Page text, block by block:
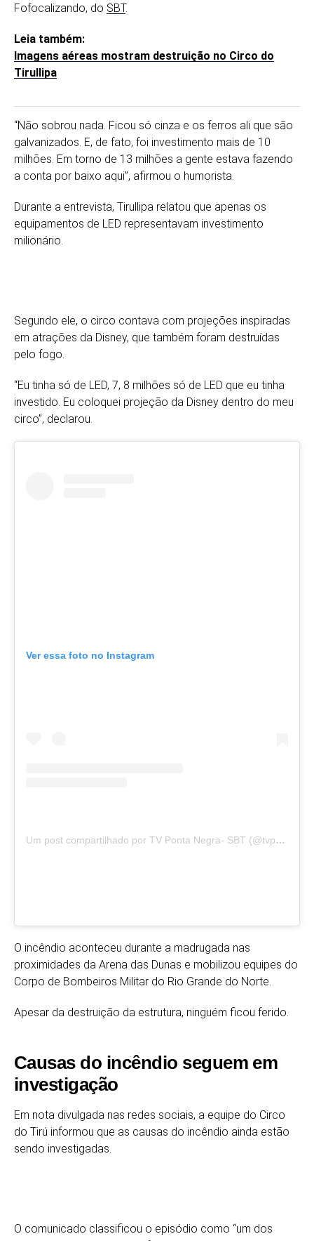
Fofocalizando, do SBT.
Leia também:
Imagens aéreas mostram destruição no Circo do
Tirullipa
“Não sobrou nada. Ficou só cinza e os ferros ali que são
galvanizados. E, de fato, foi investimento mais de 10
milhões. Em torno de 13 milhões a gente estava fazendo
a conta por baixo aqui”, afirmou o humorista.
Durante a entrevista, Tirullipa relatou que apenas os
equipamentos de LED representavam investimento
milionário.
Segundo ele, o circo contava com projeções inspiradas
em atrações da Disney, que também foram destruídas
pelo fogo.
“Eu tinha só de LED, 7, 8 milhões só de LED que eu tinha
investido. Eu coloquei projeção da Disney dentro do meu
circo”, declarou.
Ver essa foto no Instagram
Um post compartilhado por TV Ponta Negra- SBT (@tvpontanegrarn)
O incêndio aconteceu durante a madrugada nas
proximidades da Arena das Dunas e mobilizou equipes do
Corpo de Bombeiros Militar do Rio Grande do Norte.
Apesar da destruição da estrutura, ninguém ficou ferido.
Causas do incêndio seguem em
investigação
Em nota divulgada nas redes sociais, a equipe do Circo
do Tirú informou que as causas do incêndio ainda estão
sendo investigadas.
O comunicado classificou o episódio como “um dos